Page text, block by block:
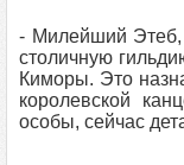
- Милейший Этеб,
столичную
Киморы. Это
королевской
особы, сейчас